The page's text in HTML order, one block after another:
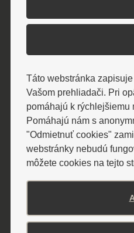
Úhradu je možné
prevodom. Po
Vám darčekový
Cenník WELLNESS SPA
Táto webstránka
Vašom prehliadači. Pri
pomáhajú k rýchlejšiemu
Pomáhajú nám s
"Odmietnuť cookies"
webstránky nebudú
môžete cookies na tejto